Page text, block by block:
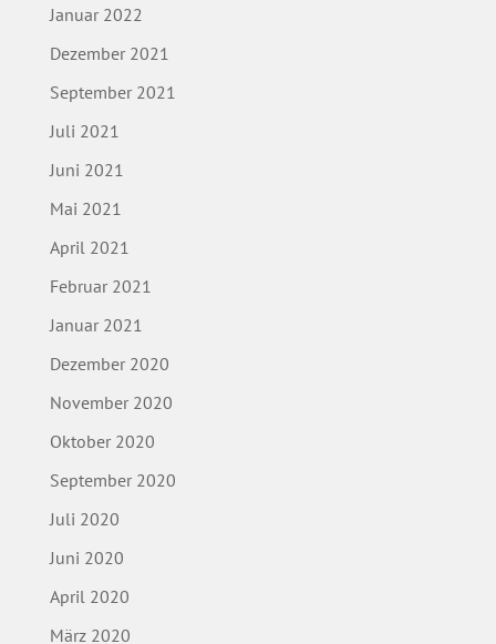
Januar 2022
Dezember 2021
September 2021
Juli 2021
Juni 2021
Mai 2021
April 2021
Februar 2021
Januar 2021
Dezember 2020
November 2020
Oktober 2020
September 2020
Juli 2020
Juni 2020
April 2020
März 2020